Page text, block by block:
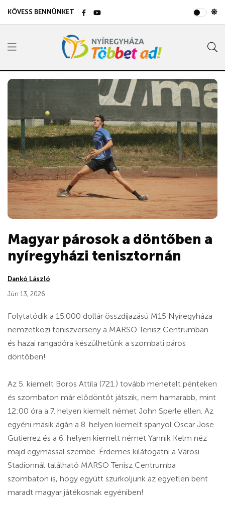
KÖVESS BENNÜNKET
Magyar párosok a döntőben a
nyíregyházi tenisztornán
Dankó László
Jún 13, 2026
Folytatódik a 15.000 dollár összdíjazású M15 Nyíregyháza
nemzetközi teniszverseny a MARSO Tenisz Centrumban
és hazai rangadóra készülhetünk a szombati páros
döntőben!
Az 5. kiemelt Boros Attila (721.) tovább menetelt pénteken
és szombaton már elődöntőt játszik, nem hamarabb, mint
12:00 óra a 7. helyen kiemelt német John Sperle ellen. Az
egyéni másik ágán a 8. helyen kiemelt spanyol Oscar Jose
Gutierrez és a 6. helyen kiemelt német Yannik Kelm néz
majd egymással szembe. Érdemes kilátogatni a Városi
Stadionnál található MARSO Tenisz Centrumba
szombaton is, hogy együtt szurkoljunk az egyetlen bent
maradt magyar játékosnak egyéniben!